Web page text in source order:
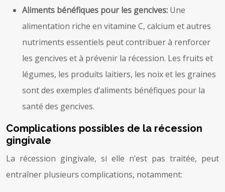
Aliments bénéfiques pour les gencives: Une
alimentation riche en vitamine C, calcium et autres
nutriments essentiels peut contribuer à renforcer
les gencives et à prévenir la récession. Les fruits et
légumes, les produits laitiers, les noix et les graines
sont des exemples d’aliments bénéfiques pour la
santé des gencives.
Complications possibles de la récession
gingivale
La récession gingivale, si elle n’est pas traitée, peut
entraîner plusieurs complications, notamment: